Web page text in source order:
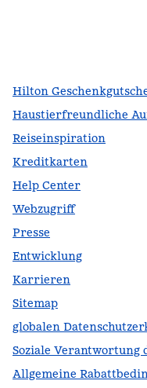
Hilton
Haustierfreundliche
Reiseinspiration
Kreditkarten
Help Center
Webzugriff
Presse
Entwicklung
Karrieren
Sitemap
globalen
Soziale Verantwortung
Allgemeine